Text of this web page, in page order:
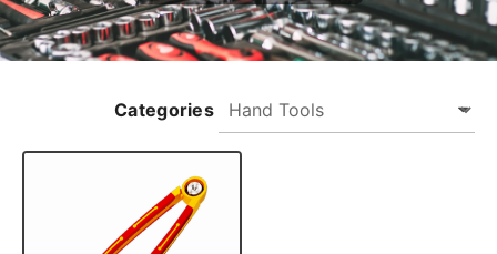
Categories